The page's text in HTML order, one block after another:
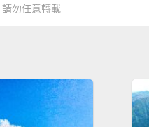
勿任意轉載